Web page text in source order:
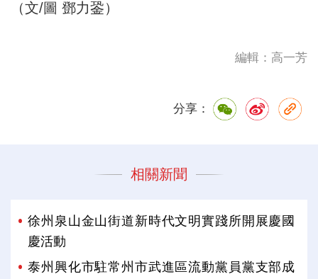
（文/圖 鄧力銎）
編輯：高一芳
分享：
相關新聞
徐州泉山金山街道新時代文明實踐所開展慶國
慶活動
泰州興化市駐常州市武進區流動黨員黨支部成